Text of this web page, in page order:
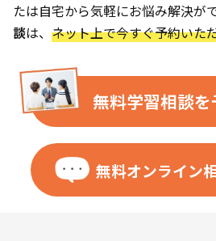
たは自宅から気軽にお悩み解決が
談は、 ネット上で今すぐ予約いた
無料学習相談を
無料オンライン